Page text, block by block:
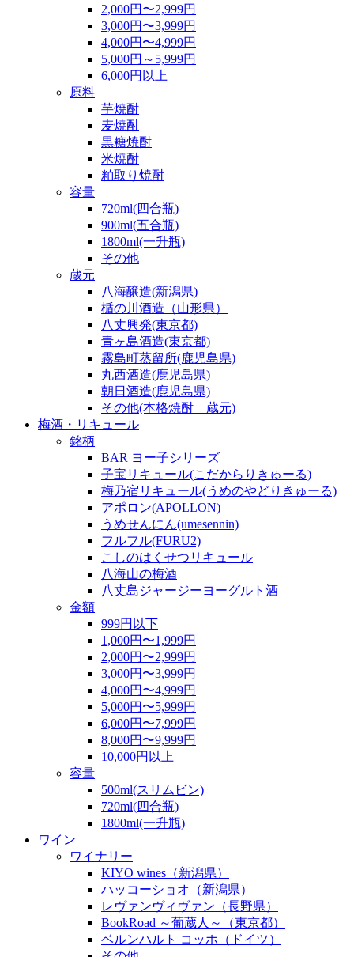
2,000円〜2,999円
3,000円〜3,999円
4,000円〜4,999円
5,000円～5,999円
6,000円以上
原料
芋焼酎
麦焼酎
黒糖焼酎
米焼酎
粕取り焼酎
容量
720ml(四合瓶)
900ml(五合瓶)
1800ml(一升瓶)
その他
蔵元
八海醸造(新潟県)
楯の川酒造（山形県）
八丈興発(東京都)
青ヶ島酒造(東京都)
霧島町蒸留所(鹿児島県)
丸西酒造(鹿児島県)
朝日酒造(鹿児島県)
その他(本格焼酎 蔵元)
梅酒・リキュール
銘柄
BAR ヨー子シリーズ
子宝リキュール(こだからりきゅーる)
梅乃宿リキュール(うめのやどりきゅーる)
アポロン(APOLLON)
うめせんにん(umesennin)
フルフル(FURU2)
こしのはくせつリキュール
八海山の梅酒
八丈島ジャージーヨーグルト酒
金額
999円以下
1,000円〜1,999円
2,000円〜2,999円
3,000円〜3,999円
4,000円〜4,999円
5,000円〜5,999円
6,000円〜7,999円
8,000円〜9,999円
10,000円以上
容量
500ml(スリムビン)
720ml(四合瓶)
1800ml(一升瓶)
ワイン
ワイナリー
KIYO wines（新潟県）
ハッコーショオ（新潟県）
レヴァンヴィヴァン（長野県）
BookRoad ～葡蔵人～（東京都）
ベルンハルト コッホ（ドイツ）